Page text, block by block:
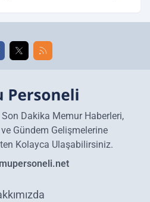
golleri!
Son Dakika Memur Haberleri,
Gündem Gelişmelerine
Kolayca Ulaşabilirsiniz.